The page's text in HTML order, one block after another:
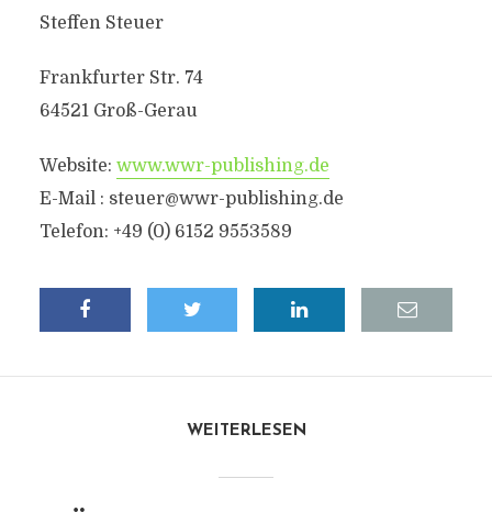
Steffen Steuer
Frankfurter Str. 74
64521 Groß-Gerau
Website: www.wwr-publishing.de
E-Mail : steuer@wwr-publishing.de
Telefon: +49 (0) 6152 9553589
WEITERLESEN